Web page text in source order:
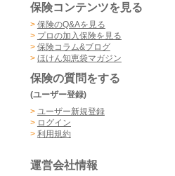
保険コンテンツを見る
> 保険のQ&Aを見る
> プロの加入保険を見る
> 保険コラム&ブログ
> ほけん知恵袋マガジン
保険の質問をする
(ユーザー登録)
> ユーザー新規登録
> ログイン
> 利用規約
運営会社情報